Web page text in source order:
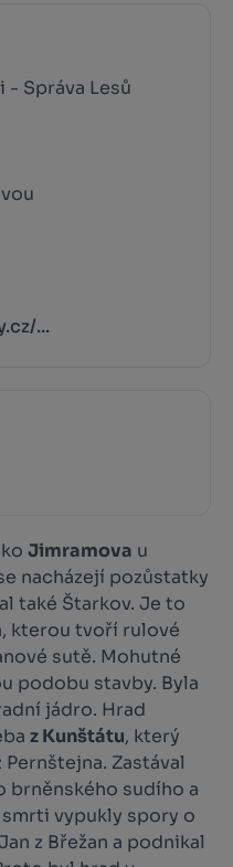
- Správa Lesů
...
Jimramova u
nacházejí pozůstatky
také Štarkov. Je to
kterou tvoří rulové
sutě. Mohutné
podobu stavby. Byla
jádro. Hrad
z Kunštátu, který
Zastával
brněnského sudího a
vypukly spory o
z Břežan a podnikal